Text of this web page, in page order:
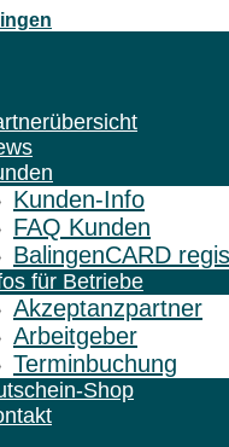
Kunden-Info
FAQ Kunden
BalingenCARD
für Betriebe
Akzeptanzpartner
Arbeitgeber
Terminbuchung
Shop